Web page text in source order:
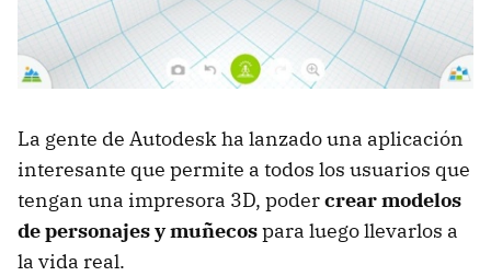
La gente de Autodesk ha lanzado una aplicación
interesante que permite a todos los usuarios que
tengan una impresora 3D, podercrear modelos
de personajes y muñecospara luego llevarlos a
la vida real.